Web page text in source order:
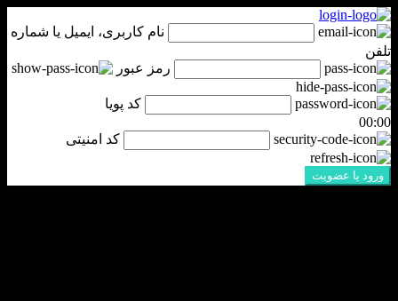
نام کاربری، ایمیل یا شماره
تلفن
رمز عبور
کد پویا
00:00
کد امنیتی